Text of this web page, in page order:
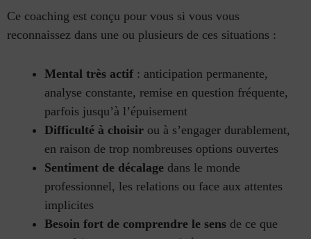
Ce coaching est conçu pour vous si vous vous
reconnaissez dans une ou plusieurs de ces situations :
Mental très actif : anticipation permanente,
analyse constante, remise en question fréquente,
parfois jusqu’à l’épuisement
Difficulté à choisir ou à s’engager durablement,
en raison de trop nombreuses options ouvertes
Sentiment de décalage dans le monde
professionnel, les relations ou face aux attentes
implicites
Besoin fort de comprendre le sens de ce que